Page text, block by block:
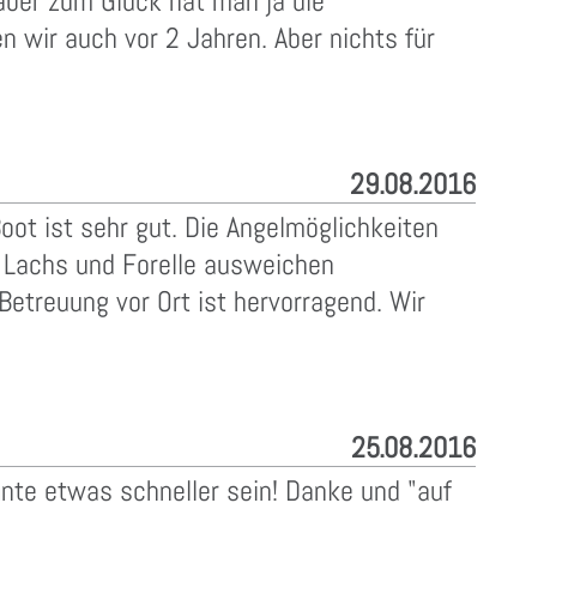
wir auch vor 2 Jahren. Aber nichts für
29.08.2016
ist sehr gut. Die Angelmöglichkeiten
und Forelle ausweichen
vor Ort ist hervorragend. Wir
25.08.2016
etwas schneller sein! Danke und "auf